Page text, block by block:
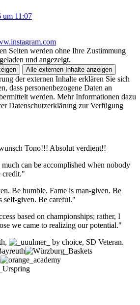
um 11:07
Seiten werden ohne Ihre Zustimmung
und angezeigt.
Alle externen Inhalte anzeigen
der externen Inhalte erklären Sie sich
dass personenbezogene Daten an
werden. Mehr Informationen dazu
Datenschutzerklärung zur Verfügung
Tono!!! Absolut verdient!!
can be accomplished when nobody
credit."
Be humble. Fame is man-given. Be
self-given. Be careful."
based on championships; rather, I
we came to realizing our potential."
by choice, SD Veteran.